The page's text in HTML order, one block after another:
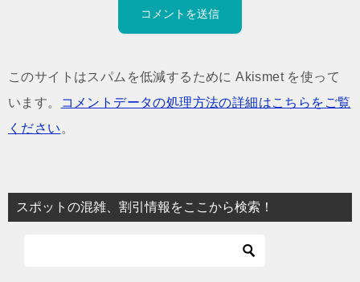
このサイトはスパムを低減するために Akismet を使って
います。
コメントデータの処理方法の詳細はこちらをご覧
ください 。
スポットの混雑、割引情報をここから検索！